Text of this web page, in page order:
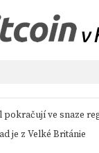
pokračují ve snaze
je z Velké Británie